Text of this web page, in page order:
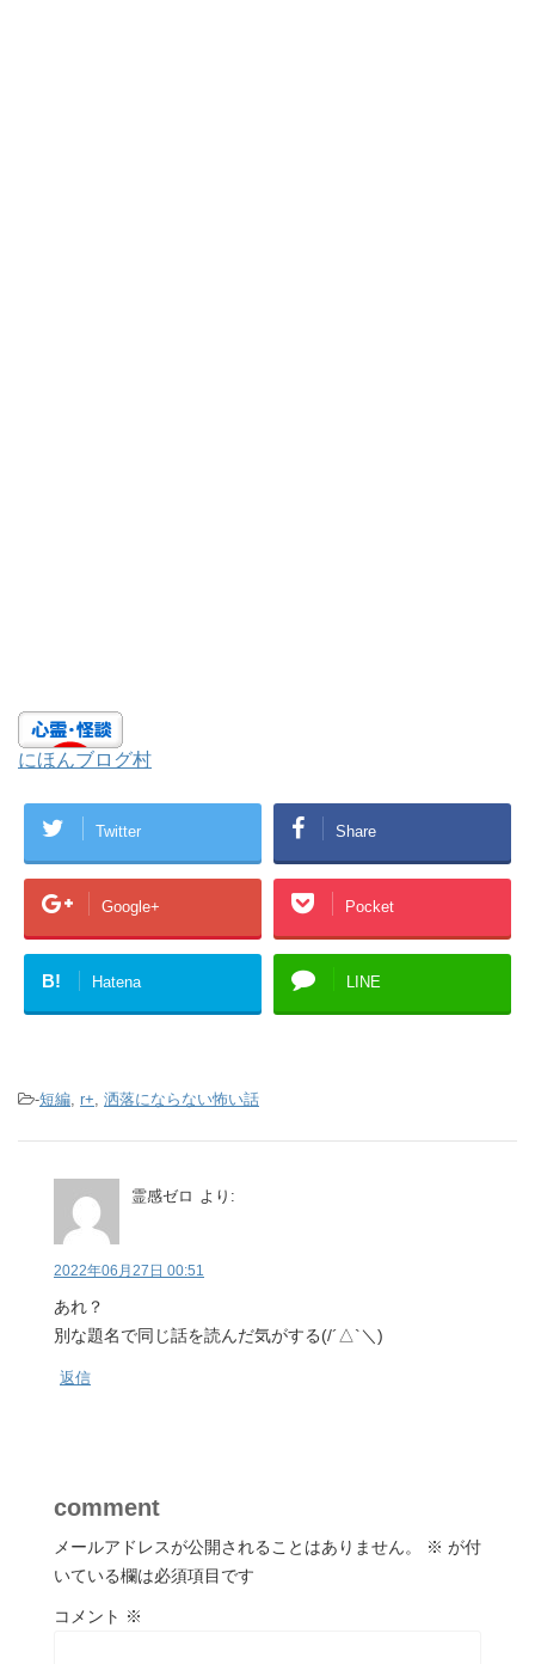
にほんブログ村
Twitter Share
Google+ Pocket
B! Hatena LINE
-短編 r+ 洒落にならない怖い話
霊感ゼロ より:
2022年06月27日 00:51
あれ？
別な題名で同じ話を読んだ気がする(/´△`＼)
返信
comment
メールアドレスが公開されることはありません。 ※ が付
いている欄は必須項目です
コメント ※